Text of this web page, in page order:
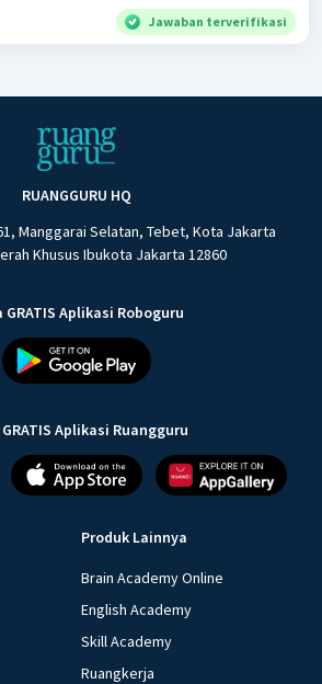
Jawaban terverifikasi
RUANGGURU HQ
Manggarai Selatan, Tebet, Kota Jakarta
Khusus Ibukota Jakarta 12860
GRATIS Aplikasi Roboguru
Aplikasi Ruangguru
Produk Lainnya
Brain Academy Online
English Academy
Skill Academy
Ruangkerja